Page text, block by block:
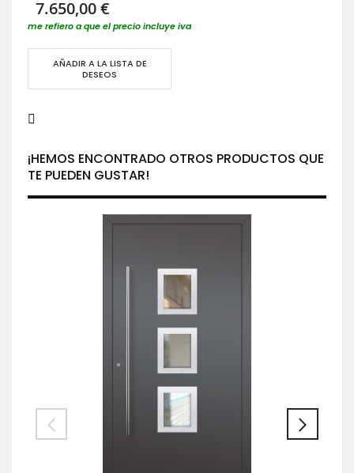
7.650,00 €
me refiero a que el precio incluye iva
AÑADIR A LA LISTA DE
DESEOS
¡HEMOS ENCONTRADO OTROS PRODUCTOS QUE
TE PUEDEN GUSTAR!